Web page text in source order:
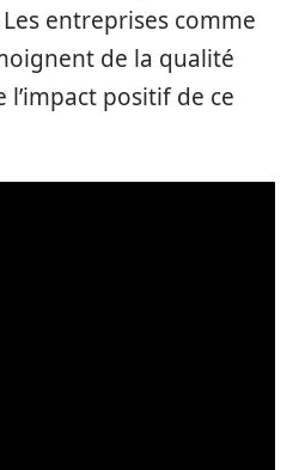
entreprises comme
de la qualité
positif de ce